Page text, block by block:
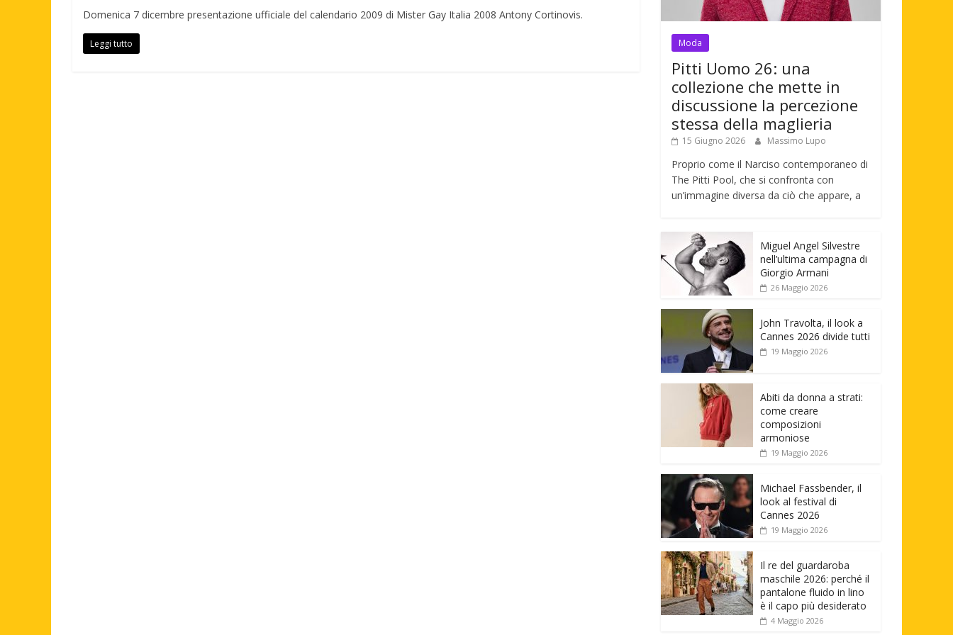
Domenica 7 dicembre presentazione ufficiale del calendario 2009 di Mister Gay Italia 2008 Antony Cortinovis.
Leggi tutto Moda
Pitti Uomo 26: una
collezione che mette in
discussione la percezione
stessa della maglieria
15 Giugno 2026 Massimo Lupo
Proprio come il Narciso contemporaneo di
The Pitti Pool, che si confronta con
un’immagine diversa da ciò che appare, a
Miguel Angel Silvestre
nell’ultima campagna di
Giorgio Armani
26 Maggio 2026
John Travolta, il look a
Cannes 2026 divide tutti
19 Maggio 2026
Abiti da donna a strati:
come creare
composizioni
armoniose
19 Maggio 2026
Michael Fassbender, il
look al festival di
Cannes 2026
19 Maggio 2026
Il re del guardaroba
maschile 2026: perché il
pantalone fluido in lino
è il capo più desiderato
4 Maggio 2026